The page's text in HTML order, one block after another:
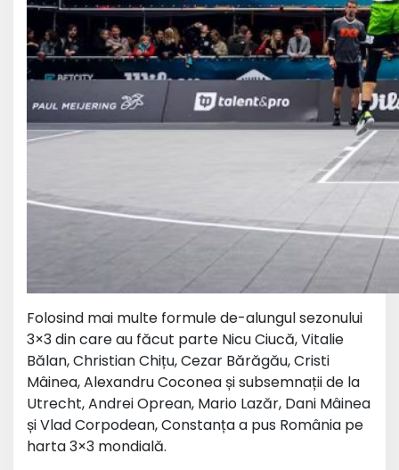
Folosind mai multe formule de-alungul sezonului
3×3 din care au făcut parte Nicu Ciucă, Vitalie
Bălan, Christian Chițu, Cezar Bărăgău, Cristi
Mâinea, Alexandru Coconea și subsemnații de la
Utrecht, Andrei Oprean, Mario Lazăr, Dani Mâinea
și Vlad Corpodean, Constanța a pus România pe
harta 3×3 mondială.